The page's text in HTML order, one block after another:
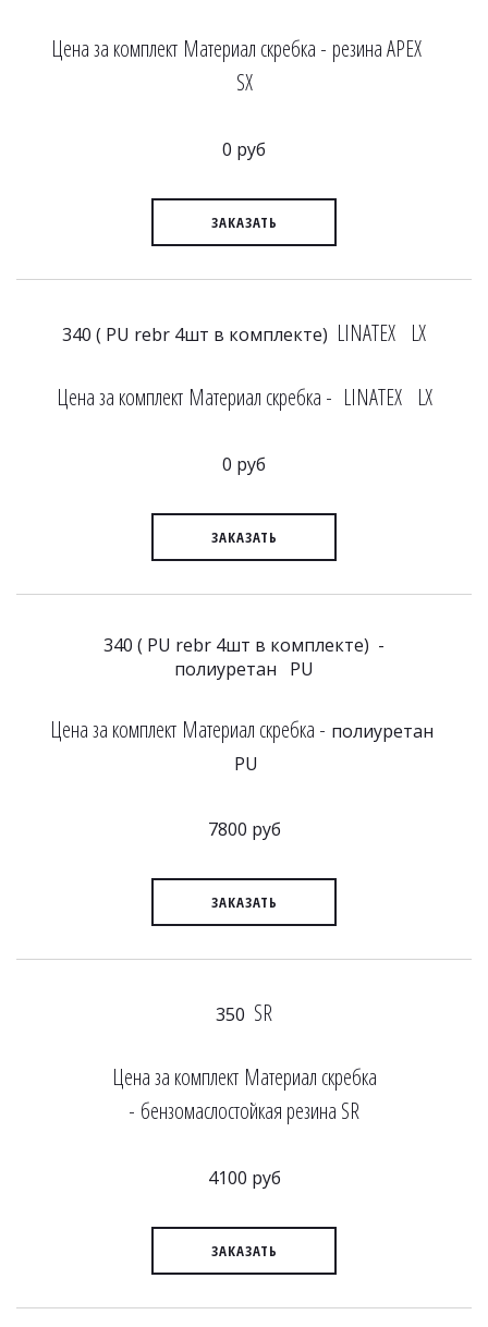
Цена за комплект Материал скребка - резина APEX
SX
0 руб
ЗАКАЗАТЬ
340 ( PU rebr 4шт в комплекте) LINATEX LX
Цена за комплект Материал скребка - LINATEX LX
0 руб
ЗАКАЗАТЬ
340 ( PU rebr 4шт в комплекте) -
полиуретан PU
Цена за комплект Материал скребка - полиуретан
PU
7800 руб
ЗАКАЗАТЬ
350 SR
Цена за комплект Материал скребка
- бензомаслостойкая резина SR
4100 руб
ЗАКАЗАТЬ